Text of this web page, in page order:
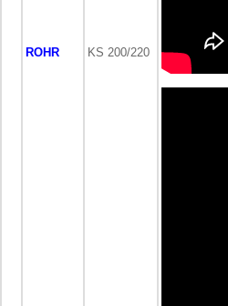
ROHR KS 200/220